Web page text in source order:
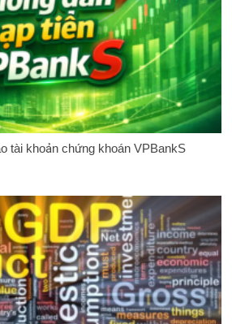
tài khoản chứng khoán VPBankS